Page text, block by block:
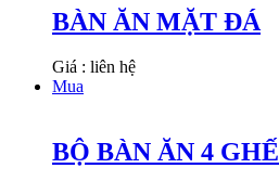
BÀN ĂN MẶT ĐÁ
Giá : liên hệ
Mua
BỘ BÀN ĂN 4